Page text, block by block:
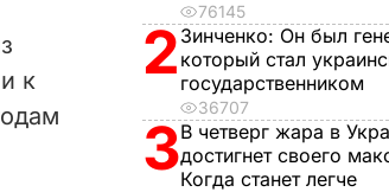
к
76145
2 Зинченко: Он был
который стал
государственником
36707
3В четверг жара в
достигнет своего
Когда станет легче